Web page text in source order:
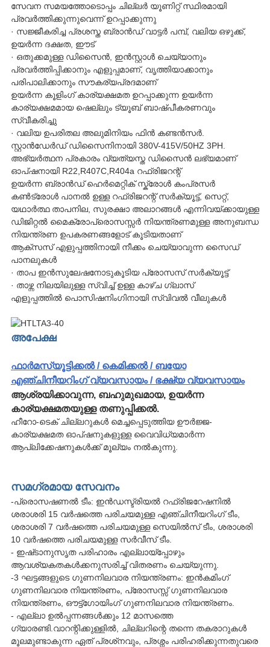
സേവന സമയത്തോടൊപ്പം ചില്ലർ യൂണിറ്റ് സ്ഥിരമായി
പ്രവർത്തിക്കുന്നുവെന്ന് ഉറപ്പാക്കുന്നു
· സജ്ജീകരിച്ച പ്രശസ്ത ബ്രാൻഡ് വാട്ടർ പമ്പ്, വലിയ ഒഴുക്ക്,
ഉയർന്ന ദക്ഷത, ഈട്
· ഒതുക്കമുള്ള ഡിസൈൻ, ഇൻസ്റ്റാൾ ചെയ്യാനും
പ്രവർത്തിപ്പിക്കാനും എളുപ്പമാണ്, വൃത്തിയാക്കാനും
പരിപാലിക്കാനും സൗകര്യപ്രദമാണ്
ഉയർന്ന കൂളിംഗ് കാര്യക്ഷമത ഉറപ്പാക്കുന്ന ഉയർന്ന
കാര്യക്ഷമമായ ഷെല്ലും ട്യൂബ് ബാഷ്പീകരണവും
സ്വീകരിച്ചു
· വലിയ ഉപരിതല അലുമിനിയം ഫിൻ കണ്ടൻസർ.
സ്റ്റാൻഡേർഡ് ഡിസൈനിനായി 380V-415V/50HZ 3PH.
അഭ്യർത്ഥന പ്രകാരം വ്യത്യസ്ത ഡിസൈൻ ലഭ്യമാണ്
ഓപ്ഷനായി R22,R407C,R404a റഫ്രിജറന്റ്
ഉയർന്ന ബ്രാൻഡ് ഹെർമെറ്റിക് സ്ക്രോൾ കംപ്രസർ
കൺട്രോൾ പാനൽ ഉള്ള റഫ്രിജറന്റ് സർക്യൂട്ട്, സെറ്റ്,
യഥാർത്ഥ താപനില, സുരക്ഷാ അലാറങ്ങൾ എന്നിവയ്ക്കായുള്ള
ഡിജിറ്റൽ മൈക്രോപ്രൊസസ്സർ നിയന്ത്രണമുള്ള അനുബന്ധ
നിയന്ത്രണ ഉപകരണങ്ങളോട് കൂടിയതാണ്
ആക്സസ് എളുപ്പത്തിനായി നീക്കം ചെയ്യാവുന്ന സൈഡ്
പാനലുകൾ
· താപ ഇൻസുലേഷനോടുകൂടിയ പ്രോസസ് സർക്യൂട്ട്
· താഴ്ന്ന നിലയിലുള്ള സ്വിച്ച് ഉള്ള കാഴ്ച ഗ്ലാസ്
എളുപ്പത്തിൽ പൊസിഷനിംഗിനായി സ്വിവൽ വീലുകൾ
അപേക്ഷ
ഫാർമസ്യൂട്ടിക്കൽ / കെമിക്കൽ / ബയോ
എഞ്ചിനീയറിംഗ് വ്യവസായം / ഭക്ഷ്യ വ്യവസായം
ആശ്രയിക്കാവുന്ന, ബഹുമുഖമായ, ഉയർന്ന
കാര്യക്ഷമതയുള്ള തണുപ്പിക്കൽ.
ഹീറോ-ടെക് ചില്ലറുകൾ മെച്ചപ്പെടുത്തിയ ഊർജ്ജ-
കാര്യക്ഷമത ഓപ്ഷനുകളുള്ള വൈവിധ്യമാർന്ന
ആപ്ലിക്കേഷനുകൾക്ക് മൂല്യം നൽകുന്നു.
സമഗ്രമായ സേവനം
-പ്രൊസഷണൽ ടീം: ഇൻഡസ്ട്രിയൽ റഫ്രിജറേഷനിൽ
ശരാശരി 15 വർഷത്തെ പരിചയമുള്ള എഞ്ചിനീയറിംഗ് ടീം,
ശരാശരി 7 വർഷത്തെ പരിചയമുള്ള സെയിൽസ് ടീം, ശരാശരി
10 വർഷത്തെ പരിചയമുള്ള സർവീസ് ടീം.
- ഇഷ്‌ടാനുസൃത പരിഹാരം എല്ലായ്പ്പോഴും
ആവശ്യകതകൾക്കനുസരിച്ച് വിതരണം ചെയ്യുന്നു.
-3 ഘട്ടങ്ങളുടെ ഗുണനിലവാര നിയന്ത്രണം: ഇൻകമിംഗ്
ഗുണനിലവാര നിയന്ത്രണം, പ്രോസസ്സ് ഗുണനിലവാര
നിയന്ത്രണം, ഔട്ട്ഗോയിംഗ് ഗുണനിലവാര നിയന്ത്രണം.
- എല്ലാ ഉൽപ്പന്നങ്ങൾക്കും 12 മാസത്തെ
ഗ്യാരണ്ടി.വാറന്റിക്കുള്ളിൽ, ചില്ലറിന്റെ തന്നെ തകരാറുകൾ
മൂലമുണ്ടാകുന്ന ഏത് പ്രശ്‌നവും, പ്രശ്നം പരിഹരിക്കുന്നതുവരെ